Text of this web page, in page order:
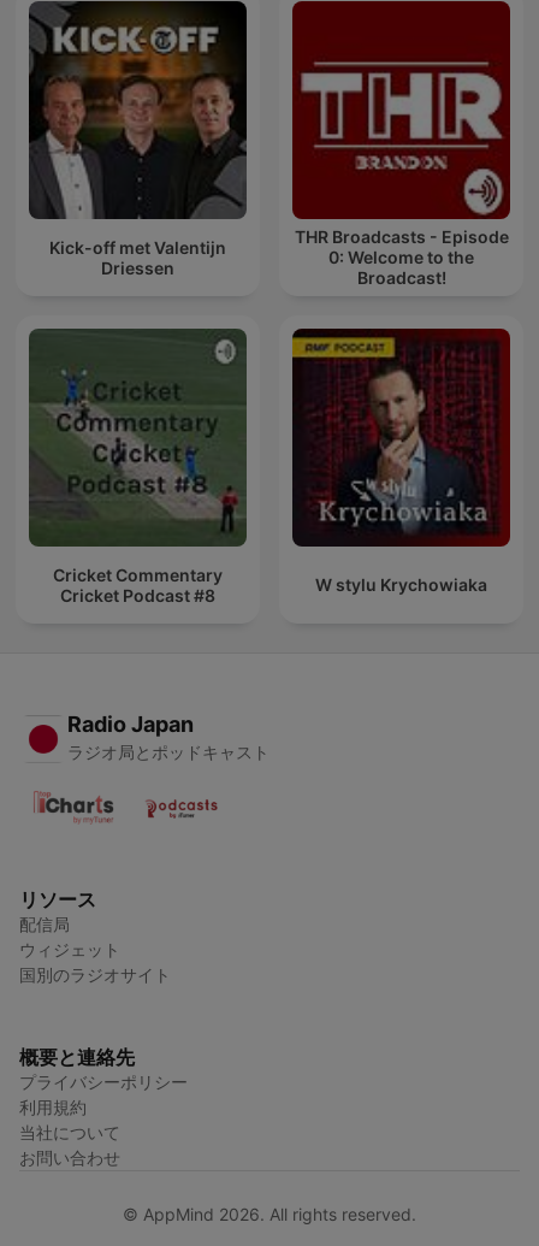
Kick-off met Valentijn
Driessen
THR Broadcasts - Episode
0: Welcome to the
Broadcast!
Cricket Commentary
Cricket Podcast #8
W stylu Krychowiaka
Radio Japan
ラジオ局とポッドキャスト
リソース
配信局
ウィジェット
国別のラジオサイト
概要と連絡先
プライバシーポリシー
利用規約
当社について
お問い合わせ
© AppMind 2026. All rights reserved.